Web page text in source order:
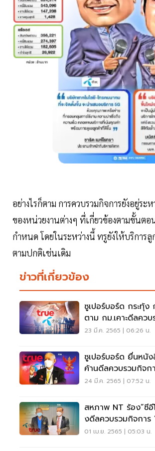
อย่างไรก็ตาม การควบรวมกิจการยังอยู่ระ
ของหน่วยงานต่างๆ ที่เกี่ยวข้องตามขั้นต
กำหนด โดยในระหว่างนี้ ทรูยังให้บริการลู
ตามปกติเช่นเดิม
ข่าวที่เกี่ยวข้อง
ซูเปอร์บอร์ด กระทุ้ง
ตาม กม.เคาะดีลควบ
กิจการ”ทรู-ดีแทค”
23 มี.ค. 2565 | 06:26 น.
ซูเปอร์บอร์ด ยื่นหนั
ค้านดีลควบรวมกิจก
24 มี.ค. 2565 | 07:52 น.
สหภาพ NT ร้อง”ซีอี
งดีลควบรวมกิจการ
01 เม.ย. 2565 | 05:03 น.